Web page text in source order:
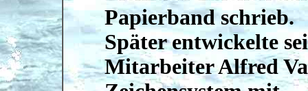
Papierband schrieb.
Später entwickelte
Mitarbeiter Alfred